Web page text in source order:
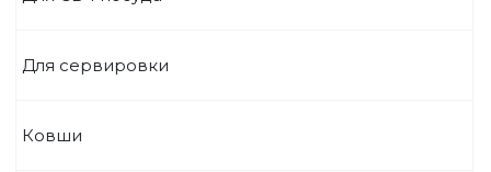
Для сервировки
Ковши